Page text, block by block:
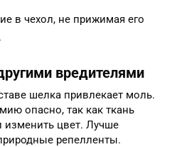
в чехол, не прижимая его
вредителями
шелка привлекает моль.
опасно, так как ткань
изменить цвет. Лучше
репелленты.